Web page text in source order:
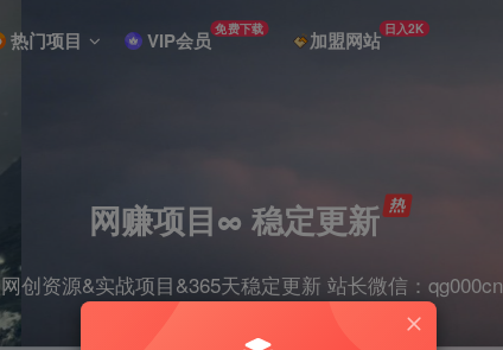
热门项目 VIP会员 免费下载 加盟网站 日入2K
网赚项目∞ 稳定更新
网创资源&实战项目&365天稳定更新 站长微信：qg000cn